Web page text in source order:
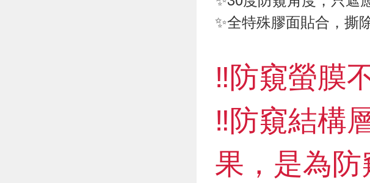
✨全特殊膠面貼合，撕
‼️防窺螢膜
‼️防窺結構
果，是為